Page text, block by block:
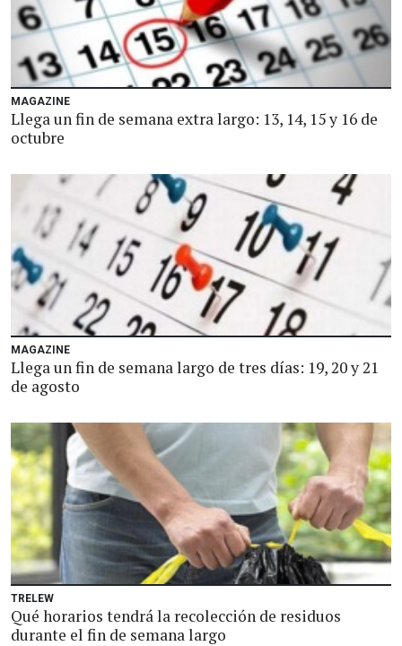
MAGAZINE
Llega un fin de semana extra largo: 13, 14, 15 y 16 de
octubre
MAGAZINE
Llega un fin de semana largo de tres días: 19, 20 y 21
de agosto
TRELEW
Qué horarios tendrá la recolección de residuos
durante el fin de semana largo